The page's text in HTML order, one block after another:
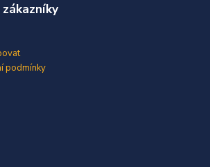
podmínky